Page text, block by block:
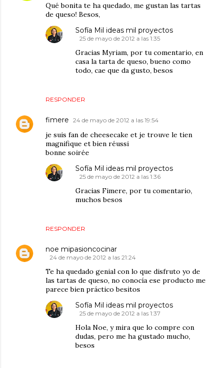
Qué bonita te ha quedado, me gustan las tartas
de queso! Besos,
RESPONDER
Sofía Mil ideas mil proyectos
25 de mayo de 2012 a las 1:35
Gracias Myriam, por tu comentario, en
casa la tarta de queso, bueno como
todo, cae que da gusto, besos
fimere 24 de mayo de 2012 a las 19:54
je suis fan de cheesecake et je trouve le tien
magnifique et bien réussi
bonne soirée
RESPONDER
Sofía Mil ideas mil proyectos
25 de mayo de 2012 a las 1:36
Gracias Fimere, por tu comentario,
muchos besos
noe mipasioncocinar
24 de mayo de 2012 a las 21:24
Te ha quedado genial con lo que disfruto yo de
las tartas de queso, no conocía ese producto me
parece bien práctico besitos
Sofía Mil ideas mil proyectos
25 de mayo de 2012 a las 1:37
Hola Noe, y mira que lo compre con
dudas, pero me ha gustado mucho,
besos